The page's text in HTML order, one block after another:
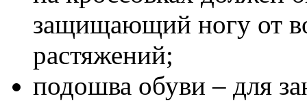
защищающий ногу от
растяжений;
подошва обуви – для